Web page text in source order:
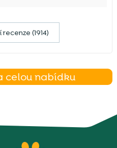
(1914)
celou nabídku